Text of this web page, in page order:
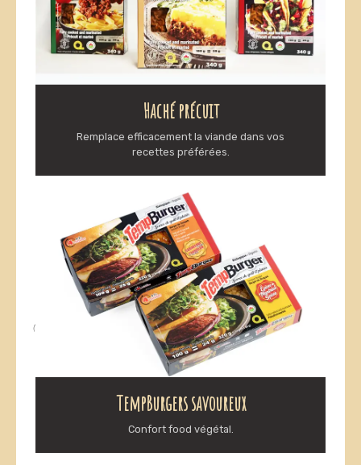
Haché précuit
Remplace efficacement la viande dans vos
recettes préférées.
TempBurgers savoureux
Confort food végétal.